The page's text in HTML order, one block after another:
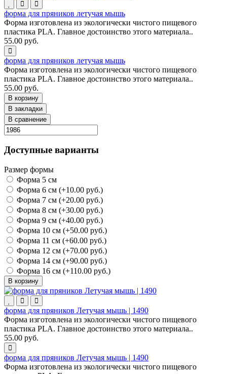
форма для пряников летучая мышь
Форма изготовлена из экологически чистого пищевого
пластика PLA. Главное достоинство этого материала..
55.00 руб.
форма для пряников летучая мышь
Форма изготовлена из экологически чистого пищевого
пластика PLA. Главное достоинство этого материала..
55.00 руб.
В корзину
В закладки
В сравнение
Доступные варианты
Размер формы
Форма 5 см
Форма 6 см (+10.00 руб.)
Форма 7 см (+20.00 руб.)
Форма 8 см (+30.00 руб.)
Форма 9 см (+40.00 руб.)
Форма 10 см (+50.00 руб.)
Форма 11 см (+60.00 руб.)
Форма 12 см (+70.00 руб.)
Форма 14 см (+90.00 руб.)
Форма 16 см (+110.00 руб.)
В корзину
форма для пряников Летучая мышь | 1490
Форма изготовлена из экологически чистого пищевого
пластика PLA. Главное достоинство этого материала..
55.00 руб.
форма для пряников Летучая мышь | 1490
Форма изготовлена из экологически чистого пищевого